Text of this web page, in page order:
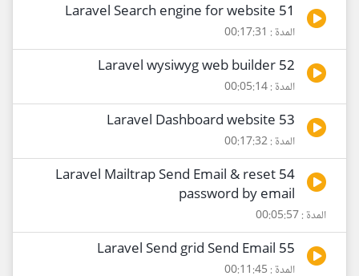
51 Laravel Search engine for website
المدة : 00:17:31
52 Laravel wysiwyg web builder
المدة : 00:05:14
53 Laravel Dashboard website
المدة : 00:17:32
54 Laravel Mailtrap Send Email & reset
password by email
المدة : 00:05:57
55 Laravel Send grid Send Email
المدة : 00:11:45